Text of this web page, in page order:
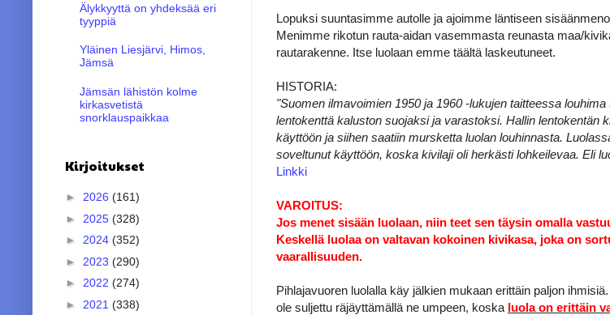
Lopuksi suuntasimme autolle ja ajoimme läntiseen
Menimme rikotun rauta-aidan vasemmasta reunasta maa/
rautarakenne. Itse luolaan emme täältä laskeutuneet.
HISTORIA:
"Suomen ilmavoimien 1950 ja 1960 -lukujen taitteessa
lentokenttä kaluston suojaksi ja varastoksi. Hallin lentokentän
käyttöön ja siihen saatiin mursketta luolan louhinnasta.
soveltunut käyttöön, koska kivilaji oli herkästi lohkeilevaa. Eli
Linkki
VAROITUS:
Jos menet sisään luolaan, niin teet sen täysin omalla
Keskellä luolaa on valtavan kokoinen kivikasa, joka on
vaarallisuuden.
Pihlajavuoren luolalla käy jälkien mukaan erittäin paljon
ole suljettu räjäyttämällä ne umpeen, koska luola on erittäin
Älykkyyttä on yhdeksää eri
tyyppiä
Yläinen Liesjärvi, Himos,
Jämsä
Jämsän lähistön kolme
kirkasvetistä
snorklauspaikkaa
Kirjoitukset
► 2026 (161)
► 2025 (328)
► 2024 (352)
► 2023 (290)
► 2022 (274)
► 2021 (338)